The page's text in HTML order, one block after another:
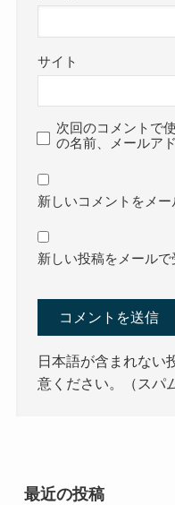
サイト
次回のコメントで
の名前、メールア
新しいコメントをメー
新しい投稿をメールで
日本語が含まれない
意ください。（スパ
最近の投稿